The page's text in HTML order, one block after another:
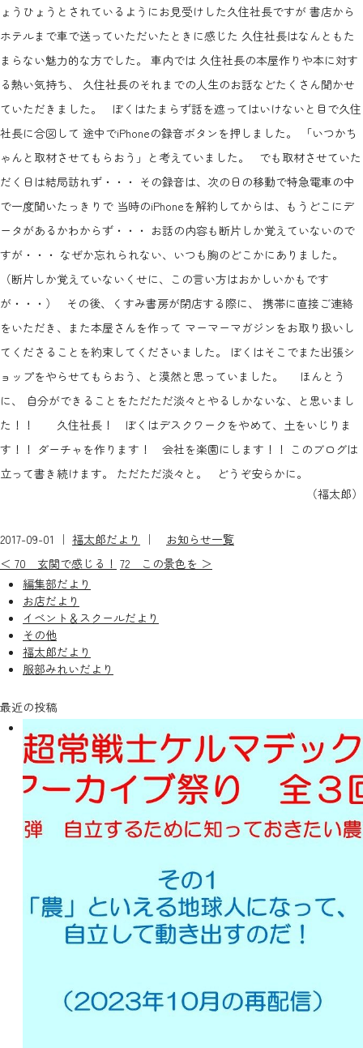
ょうひょうとされているようにお見受けした久住社長ですが 書店から
ホテルまで車で送っていただいたときに感じた 久住社長はなんともた
まらない魅力的な方でした。 車内では 久住社長の本屋作りや本に対す
る熱い気持ち、 久住社長のそれまでの人生のお話などたくさん聞かせ
ていただきました。 ぼくはたまらず話を遮ってはいけないと目で久住
社長に合図して 途中でiPhoneの録音ボタンを押しました。 「いつかち
ゃんと取材させてもらおう」と考えていました。 でも取材させていた
だく日は結局訪れず・・・ その録音は、次の日の移動で特急電車の中
で一度聞いたっきりで 当時のiPhoneを解約してからは、もうどこにデ
ータがあるかわからず・・・ お話の内容も断片しか覚えていないので
すが・・・ なぜか忘れられない、いつも胸のどこかにありました。
（断片しか覚えていないくせに、この言い方はおかしいかもです
が・・・） その後、くすみ書房が閉店する際に、 携帯に直接ご連絡
をいただき、また本屋さんを作って マーマーマガジンをお取り扱いし
てくださることを約束してくださいました。 ぼくはそこでまた出張シ
ョップをやらせてもらおう、と漠然と思っていました。 ほんとう
に、 自分ができることをただただ淡々とやるしかないな、と思いまし
た！！ 久住社長！ ぼくはデスクワークをやめて、土をいじりま
す！！ ダーチャを作ります！ 会社を楽園にします！！ このブログは
立って書き続けます。 ただただ淡々と。 どうぞ安らかに。
（福太郎）
2017-09-01 ｜ 福太郎だより ｜ お知らせ一覧
＜ 70 玄関で感じる！ 72 この景色を ＞
編集部だより
お店だより
イベント＆スクールだより
その他
福太郎だより
服部みれいだより
最近の投稿